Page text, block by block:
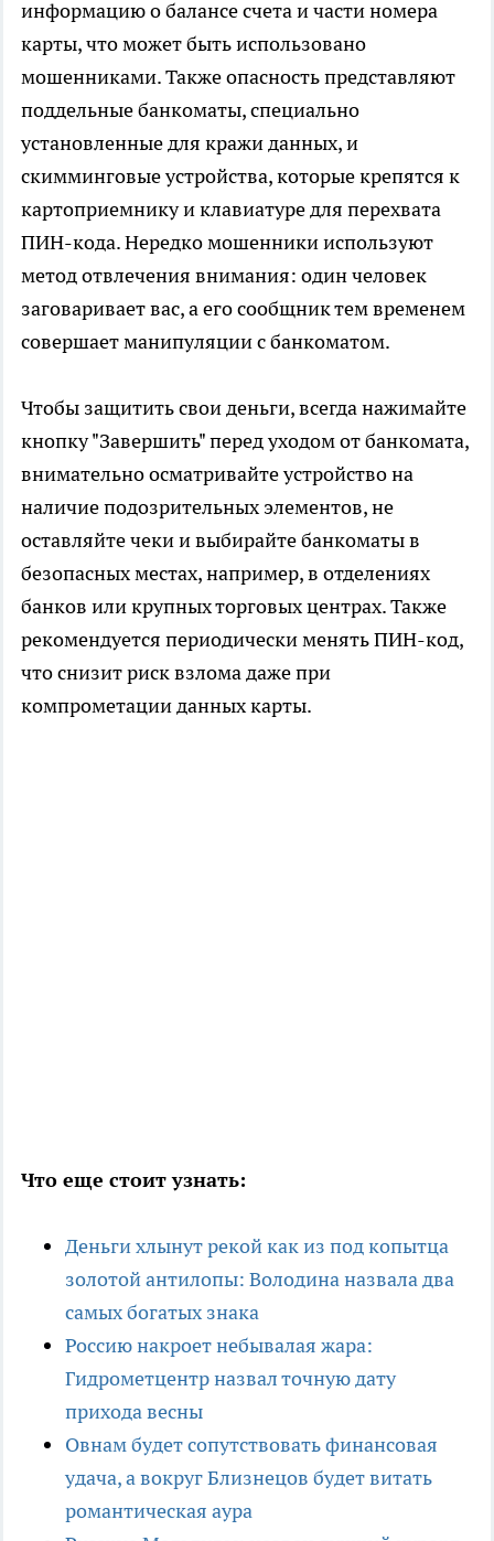
информацию о балансе счета и части номера
карты, что может быть использовано
мошенниками. Также опасность представляют
поддельные банкоматы, специально
установленные для кражи данных, и
скимминговые устройства, которые крепятся к
картоприемнику и клавиатуре для перехвата
ПИН-кода. Нередко мошенники используют
метод отвлечения внимания: один человек
заговаривает вас, а его сообщник тем временем
совершает манипуляции с банкоматом.
Чтобы защитить свои деньги, всегда нажимайте
кнопку "Завершить" перед уходом от банкомата,
внимательно осматривайте устройство на
наличие подозрительных элементов, не
оставляйте чеки и выбирайте банкоматы в
безопасных местах, например, в отделениях
банков или крупных торговых центрах. Также
рекомендуется периодически менять ПИН-код,
что снизит риск взлома даже при
компрометации данных карты.
Что еще стоит узнать:
Деньги хлынут рекой как из под копытца
золотой антилопы: Володина назвала два
самых богатых знака
Россию накроет небывалая жара:
Гидрометцентр назвал точную дату
прихода весны
Овнам будет сопутствовать финансовая
удача, а вокруг Близнецов будет витать
романтическая аура